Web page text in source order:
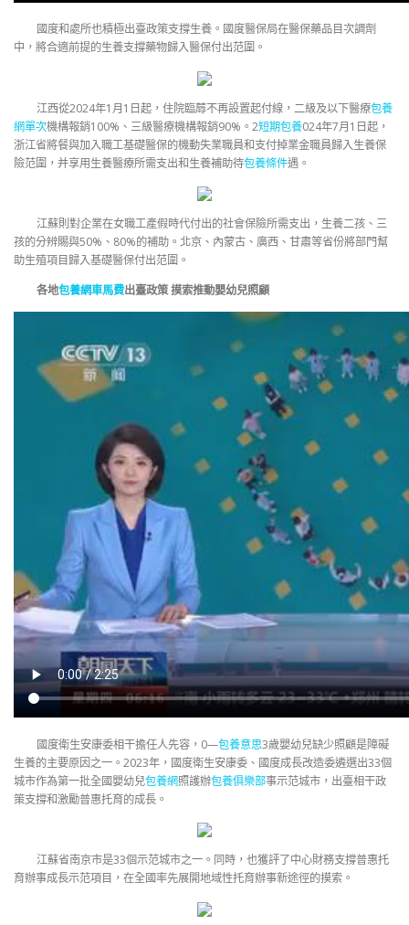
國度和處所也積極出臺政策支撐生養。國度醫保局在醫保藥品目次調劑
中，將合適前提的生養支撐藥物歸入醫保付出范圍。
江西從2024年1月1日起，住院臨蓐不再設置起付線，二級及以下醫療包養
網單次機構報銷100%、三級醫療機構報銷90%。2短期包養024年7月1日起，
浙江省將餐與加入職工基礎醫保的機動失業職員和支付掉業金職員歸入生養保
險范圍，并享用生養醫療所需支出和生養補助待包養條件遇。
江蘇則對企業在女職工產假時代付出的社會保險所需支出，生養二孩、三
孩的分辨賜與50%、80%的補助。北京、內蒙古、廣西、甘肅等省份將部門幫
助生殖項目歸入基礎醫保付出范圍。
各地包養網車馬費出臺政策 摸索推動嬰幼兒照顧
國度衛生安康委相干擔任人先容，0—包養意思3歲嬰幼兒缺少照顧是障礙
生養的主要原因之一。2023年，國度衛生安康委、國度成長改造委遴選出33個
城市作為第一批全國嬰幼兒包養網照護辦包養俱樂部事示范城市，出臺相干政
策支撐和激勵普惠托育的成長。
江蘇省南京市是33個示范城市之一。同時，也獲評了中心財務支撐普惠托
育辦事成長示范項目，在全國率先展開地域性托育辦事新途徑的摸索。